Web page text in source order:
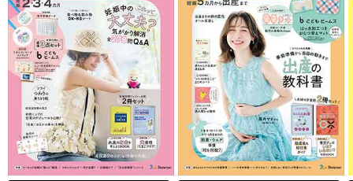
油汚れ、焦げ、サビにも使えて万能♪ これは助かりますよね。
冷蔵庫や洗濯機の下のほこりや髪の毛もしっかりか
らめとる！「隙間らくらくハンディワイパー」